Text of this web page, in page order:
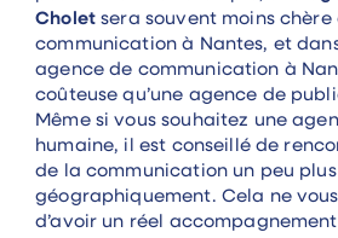
Cholet sera souvent moins chère
communication à Nantes, et
agence de communication à
coûteuse qu’une agence de
Même si vous souhaitez une
humaine, il est conseillé de
de la communication un peu
géographiquement. Cela ne
d’avoir un réel